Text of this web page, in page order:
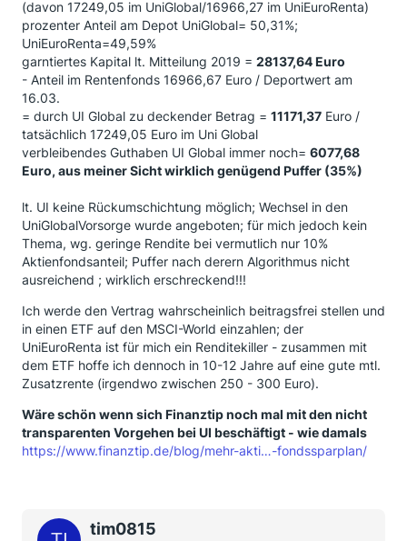
(davon 17249,05 im UniGlobal/16966,27 im UniEuroRenta)
prozenter Anteil am Depot UniGlobal= 50,31%;
UniEuroRenta=49,59%
garntiertes Kapital lt. Mitteilung 2019 = 28137,64 Euro
- Anteil im Rentenfonds 16966,67 Euro / Deportwert am
16.03.
= durch UI Global zu deckender Betrag = 11171,37 Euro /
tatsächlich 17249,05 Euro im Uni Global
verbleibendes Guthaben UI Global immer noch= 6077,68
Euro, aus meiner Sicht wirklich genügend Puffer (35%)
lt. UI keine Rückumschichtung möglich; Wechsel in den
UniGlobalVorsorge wurde angeboten; für mich jedoch kein
Thema, wg. geringe Rendite bei vermutlich nur 10%
Aktienfondsanteil; Puffer nach derern Algorithmus nicht
ausreichend ; wirklich erschreckend!!!
Ich werde den Vertrag wahrscheinlich beitragsfrei stellen und
in einen ETF auf den MSCI-World einzahlen; der
UniEuroRenta ist für mich ein Renditekiller - zusammen mit
dem ETF hoffe ich dennoch in 10-12 Jahre auf eine gute mtl.
Zusatzrente (irgendwo zwischen 250 - 300 Euro).
Wäre schön wenn sich Finanztip noch mal mit den nicht
transparenten Vorgehen bei UI beschäftigt - wie damals
https://www.finanztip.de/blog/mehr-akti…-fondssparplan/
tim0815